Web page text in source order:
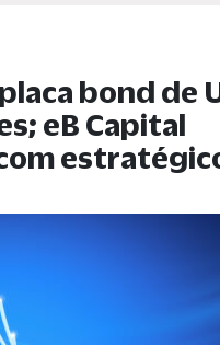
bond de
eB Capital